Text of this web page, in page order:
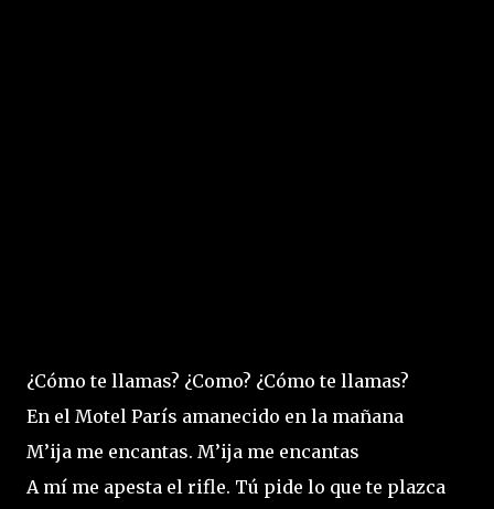
¿Cómo te llamas? ¿Como? ¿Cómo te llamas?
En el Motel París amanecido en la mañana
M’ija me encantas. M’ija me encantas
A mí me apesta el rifle. Tú pide lo que te plazca